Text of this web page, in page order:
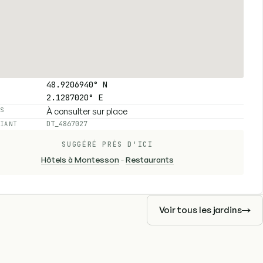
48.9206940° N
2.1287020° E
À consulter sur place
DT_4867027
SUGGÉRÉ PRÈS D'ICI
Hôtels à Montesson-Restaurants
Voir tous les jardins